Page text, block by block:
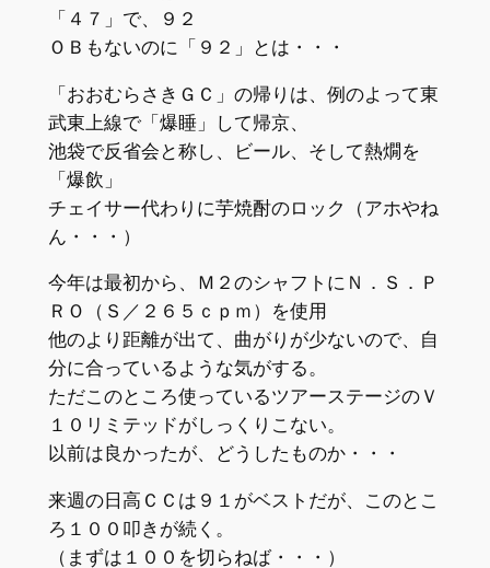
「４７」で、９２
ＯＢもないのに「９２」とは・・・
「おおむらさきＧＣ」の帰りは、例のよって東
武東上線で「爆睡」して帰京、
池袋で反省会と称し、ビール、そして熱燗を
「爆飲」
チェイサー代わりに芋焼酎のロック（アホやね
ん・・・）
今年は最初から、Ｍ２のシャフトにＮ．Ｓ．Ｐ
ＲＯ（Ｓ／２６５ｃｐｍ）を使用
他のより距離が出て、曲がりが少ないので、自
分に合っているような気がする。
ただこのところ使っているツアーステージのＶ
１０リミテッドがしっくりこない。
以前は良かったが、どうしたものか・・・
来週の日高ＣＣは９１がベストだが、このとこ
ろ１００叩きが続く。
（まずは１００を切らねば・・・）